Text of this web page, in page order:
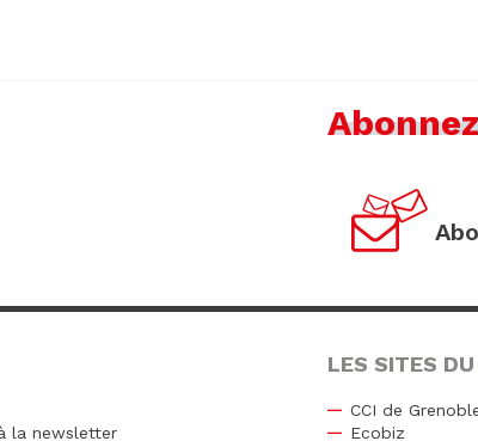
la newsletter
LES SITES
CCI de
Ecobiz